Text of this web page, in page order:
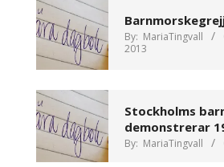
By: MariaTingvall
2013
Stockholms
demonstrerar
By: MariaTingvall